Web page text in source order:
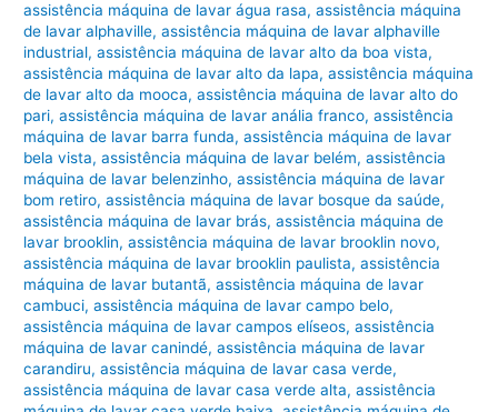
assistência máquina de lavar água rasa,assistência máquina
de lavar alphaville,assistência máquina de lavar alphaville
industrial,assistência máquina de lavar alto da boa vista,
assistência máquina de lavar alto da lapa,assistência máquina
de lavar alto da mooca,assistência máquina de lavar alto do
pari,assistência máquina de lavar anália franco,assistência
máquina de lavar barra funda,assistência máquina de lavar
bela vista,assistência máquina de lavar belém,assistência
máquina de lavar belenzinho,assistência máquina de lavar
bom retiro,assistência máquina de lavar bosque da saúde,
assistência máquina de lavar brás,assistência máquina de
lavar brooklin,assistência máquina de lavar brooklin novo,
assistência máquina de lavar brooklin paulista,assistência
máquina de lavar butantã,assistência máquina de lavar
cambuci,assistência máquina de lavar campo belo,
assistência máquina de lavar campos elíseos,assistência
máquina de lavar canindé,assistência máquina de lavar
carandiru,assistência máquina de lavar casa verde,
assistência máquina de lavar casa verde alta,assistência